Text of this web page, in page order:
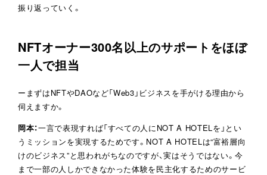
振り返っていく。
NFTオーナー300名以上のサポートをほぼ
一人で担当
ーまずはNFTやDAOなど「Web3」ビジネスを手がける理由から
伺えますか。
岡本：一言で表現すれば「すべての人にNOT A HOTELを」とい
うミッションを実現するためです。NOT A HOTELは“富裕層向
けのビジネス”と思われがちなのですが、実はそうではない。今
まで一部の人しかできなかった体験を民主化するためのサービ